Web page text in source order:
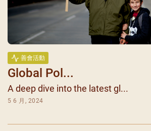
善會活動
Global Pol...
A deep dive into the latest gl...
5 6 月, 2024